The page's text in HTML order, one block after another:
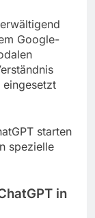
Google-
eingesetzt
starten
spezielle
in